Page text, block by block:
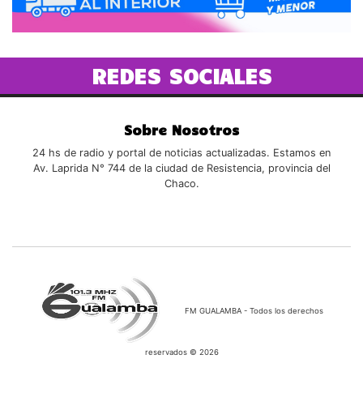
REDES SOCIALES
Sobre Nosotros
24 hs de radio y portal de noticias actualizadas. Estamos en
Av. Laprida N° 744 de la ciudad de Resistencia, provincia del
Chaco.
FM GUALAMBA - Todos los derechos
reservados © 2026